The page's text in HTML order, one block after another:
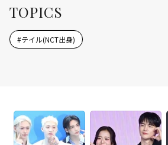
TOPICS
#テイル(NCT出身)